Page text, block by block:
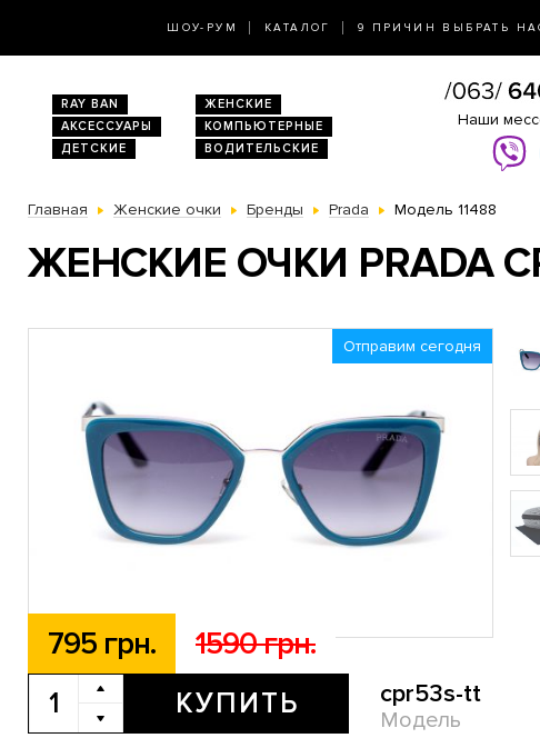
ШОУ-РУМ КАТАЛОГ 9 ПРИЧИН ВЫБРАТЬ
RAY BAN
ЖЕНСКИЕ
АКСЕССУАРЫ
КОМПЬЮТЕРНЫЕ
ДЕТСКИЕ ВОДИТЕЛЬСКИЕ
Наши
Главная Женские очки Бренды Prada Модель 11488
ЖЕНСКИЕ ОЧКИ PRADA
Отправим сегодня
795 грн. 1590 грн.
КУПИТЬ cpr53s-tt
Модель